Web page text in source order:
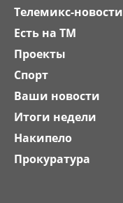
Телемикс-новости
Есть на ТМ
Проекты
Спорт
Ваши новости
Итоги недели
Накипело
Прокуратура